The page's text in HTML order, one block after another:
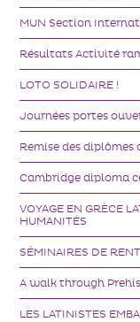
MUN Section
Résultats Activité
LOTO SOLIDAIRE !
Journées portes
Remise des
Cambridge diploma
VOYAGE EN GRÈCE
HUMANITÉS
SÉMINAIRES DE
A walk through
LES LATINISTES